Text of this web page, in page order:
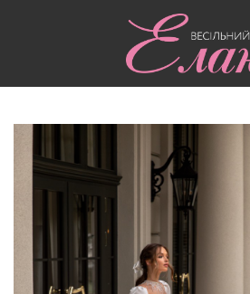
Весільні сукні/